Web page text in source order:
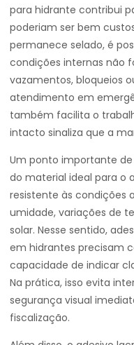
para hidrante contribui
poderiam ser bem
permanece selado, é
condições internas não
vazamentos, bloqueios
atendimento em
também facilita o
intacto sinaliza que a
Um ponto importante
do material ideal para o
resistente às condições
umidade, variações de
solar. Nesse sentido,
em hidrantes precisam
capacidade de indicar
Na prática, isso evita
segurança visual
fiscalização.